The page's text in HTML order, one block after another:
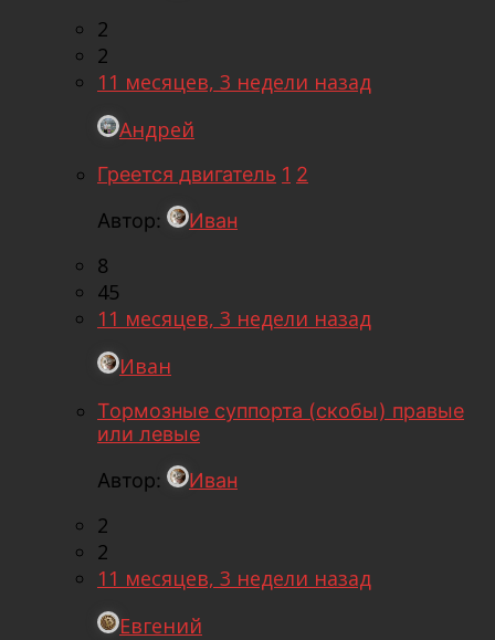
2
2
11 месяцев, 3 недели назад
Андрей
Греется двигатель 1 2
Автор:
Иван
8
45
11 месяцев, 3 недели назад
Иван
Тормозные суппорта (скобы) правые
или левые
Автор:
Иван
2
2
11 месяцев, 3 недели назад
Евгений